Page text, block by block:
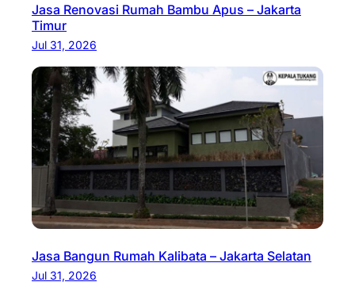
Jasa Renovasi Rumah Bambu Apus – Jakarta
Timur
Jul 31, 2026
Jasa Bangun Rumah Kalibata – Jakarta Selatan
Jul 31, 2026